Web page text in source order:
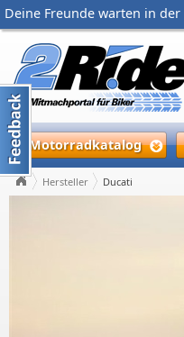
Deine Freunde warten in der
Motorradkatalog
Hersteller Ducati